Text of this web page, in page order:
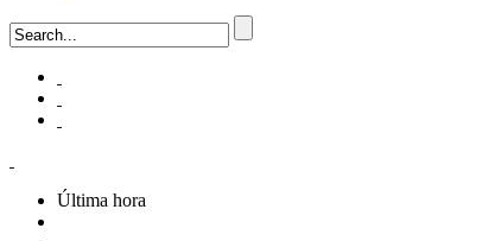
Última hora